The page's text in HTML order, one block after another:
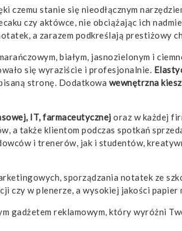
czemu stanie się nieodłącznym
czy aktówce, nie obciążając ich
a zarazem podkreślają prestiżowy
białym, jasnozielonym i
się wyraziście i profesjonalnie.
stronę. Dodatkowa wewnętrzna
IT, farmaceutycznej oraz w każdej
także klientom podczas spotkań
i trenerów, jak i studentów,
sporządzania notatek ze
czy w plenerze, a wysokiej jakości
gadżetem reklamowym, który wyróżni